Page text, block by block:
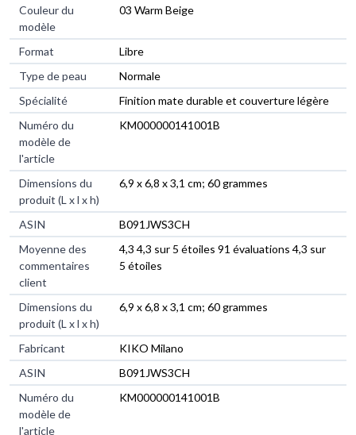
Couleur du
modèle
‎03 Warm Beige
Format
‎Libre
Type de peau
‎Normale
Spécialité
‎Finition mate durable et couverture légère
Numéro du
modèle de
l'article
‎KM000000141001B
Dimensions du
produit (L x l x h)
‎6,9 x 6,8 x 3,1 cm; 60 grammes
ASIN
‎B091JWS3CH
Moyenne des
commentaires
client
4,3 4,3 sur 5 étoiles 91 évaluations 4,3 sur
5 étoiles
Dimensions du
produit (L x l x h)
6,9 x 6,8 x 3,1 cm; 60 grammes
Fabricant
KIKO Milano
ASIN
B091JWS3CH
Numéro du
modèle de
l'article
KM000000141001B